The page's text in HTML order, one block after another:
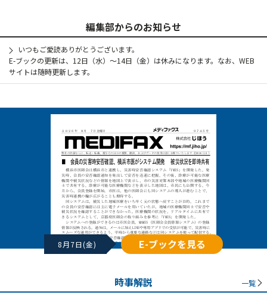
編集部からのお知らせ
いつもご愛読ありがとうございます。
E-ブックの更新は、12日（水）～14日（金）は休みになります。なお、WEB
サイトは随時更新します。
8月7日(金) E-ブックを見る
時事解説 一覧